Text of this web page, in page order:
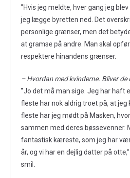
”Hvis jeg meldte, hver gang jeg
jeg lægge byretten ned. Det
personlige grænser, men det
at gramse på andre. Man skal
respektere hinandens grænser.
– Hvordan med kvinderne. Bliver de
”Jo det må man sige. Jeg har haft
fleste har nok aldrig troet på, at jeg
fleste har jeg mødt på Masken,
sammen med deres bøssevenner.
fantastisk kæreste, som jeg har
år, og vi har en dejlig datter på
smil.